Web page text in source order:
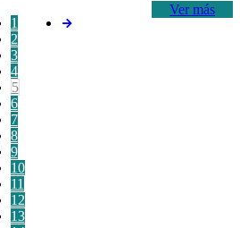
Ver más
1
2
3
4
5
6
7
8
9
10
11
12
13